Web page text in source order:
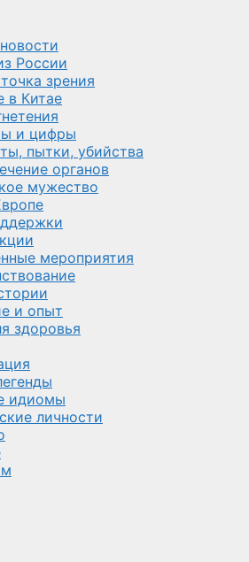
России
зрения
в Китае
и цифры
пытки, убийства
органов
мужество
мероприятия
и опыт
здоровья
идиомы
личности